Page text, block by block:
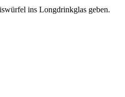
ins Longdrinkglas geben.